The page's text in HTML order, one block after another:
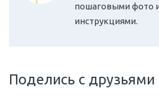
пошаговыми фото
инструкциями.
Поделись с друзьями